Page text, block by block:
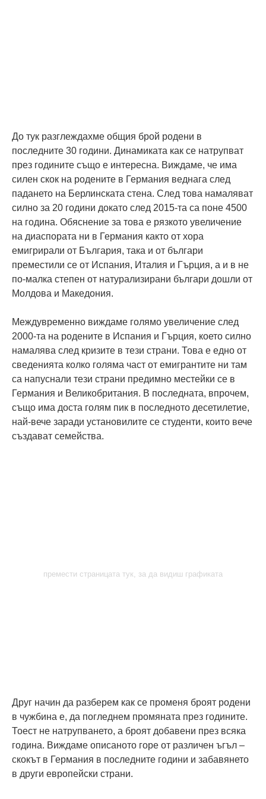
премести страницата тук, за да видиш графиката
До тук разглеждахме общия брой родени в
последните 30 години. Динамиката как се натрупват
през годините също е интересна. Виждаме, че има
силен скок на родените в Германия веднага след
падането на Берлинската стена. След това намаляват
силно за 20 години докато след 2015-та са поне 4500
на година. Обяснение за това е рязкото увеличение
на диаспората ни в Германия както от хора
емигрирали от България, така и от българи
преместили се от Испания, Италия и Гърция, а и в не
по-малка степен от натурализирани българи дошли от
Молдова и Македония.
Междувременно виждаме голямо увеличение след
2000-та на родените в Испания и Гърция, което силно
намалява след кризите в тези страни. Това е едно от
сведенията колко голяма част от емигрантите ни там
са напуснали тези страни предимно местейки се в
Германия и Великобритания. В последната, впрочем,
също има доста голям пик в последното десетилетие,
най-вече заради установилите се студенти, които вече
създават семейства.
Друг начин да разберем как се променя броят родени
в чужбина е, да погледнем промяната през годините.
Тоест не натрупването, а броят добавени през всяка
година. Виждаме описаното горе от различен ъгъл –
скокът в Германия в последните години и забавянето
в други европейски страни.